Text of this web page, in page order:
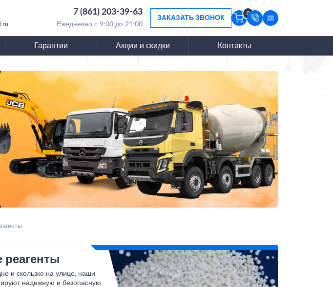
7 (861) 203-39-63
Ежедневно с 9:00 до 21:00
ЗАКАЗАТЬ ЗВОНОК
0
Гарантии Акции и скидки Контакты
реагенты
и скользко на улице, наши
надежную и безопасную